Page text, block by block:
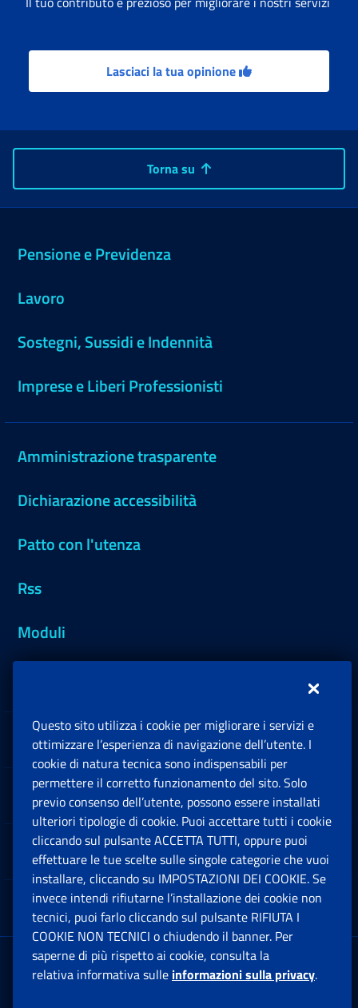
Lasciaci la tua opinione
Torna su
Pensione e Previdenza
Lavoro
Sostegni, Sussidi e Indennità
Imprese e Liberi Professionisti
Amministrazione trasparente
Dichiarazione accessibilità
Patto con l'utenza
Rss
Moduli
Sedi e Contatti
Software
Note Legali
App mobile
Sede Legale : Via Ciro il Grande, 21
00144 Roma
Questo sito utilizza i cookie per migliorare i servizi e
ottimizzare l’esperienza di navigazione dell’utente. I
cookie di natura tecnica sono indispensabili per
permettere il corretto funzionamento del sito. Solo
previo consenso dell’utente, possono essere installati
ulteriori tipologie di cookie. Puoi accettare tutti i cookie
cliccando sul pulsante ACCETTA TUTTI, oppure puoi
effettuare le tue scelte sulle singole categorie che vuoi
installare, cliccando su IMPOSTAZIONI DEI COOKIE. Se
invece intendi rifiutarne l’installazione dei cookie non
tecnici, puoi farlo cliccando sul pulsante RIFIUTA I
COOKIE NON TECNICI o chiudendo il banner. Per
saperne di più rispetto ai cookie, consulta la
relativa informativa sulle informazioni sulla privacy.